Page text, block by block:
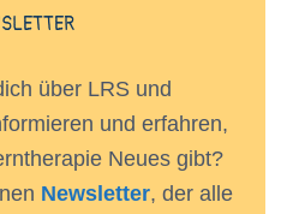
über LRS und
und erfahren,
Neues gibt?
Newsletter, der alle